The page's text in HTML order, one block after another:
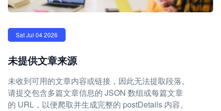
Sat Jul 04 2026
未提供文章来源
未收到可用的文章内容或链接，因此无法提取段落。
请提交包含多篇文章信息的 JSON 数组或每篇文章
的 URL，以便爬取并生成完整的 postDetails 内容。